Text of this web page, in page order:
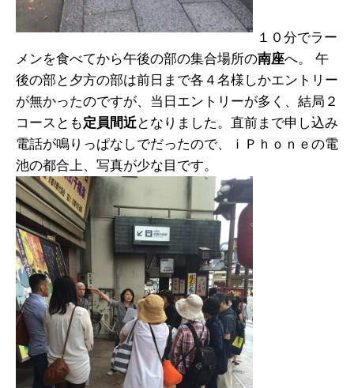
１０分でラー
メンを食べてから午後の部の集合場所の南座へ。 午
後の部と夕方の部は前日まで各４名様しかエントリー
が無かったのですが、当日エントリーが多く、結局２
コースとも定員間近となりました。直前まで申し込み
電話が鳴りっぱなしでだったので、ｉＰｈｏｎｅの電
池の都合上、写真が少な目です。